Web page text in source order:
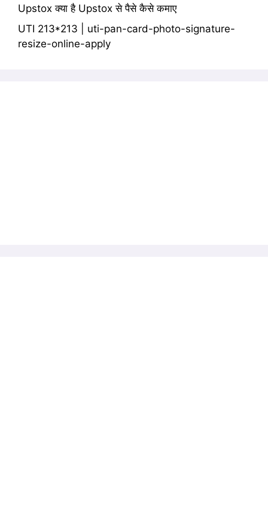
Upstox क्या है Upstox से पैसे कैसे कमाए
UTI 213*213 | uti-pan-card-photo-signature-
resize-online-apply